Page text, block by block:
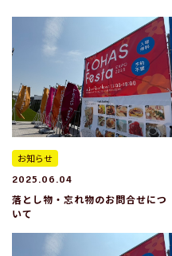
お知らせ
2025.06.04
落とし物・忘れ物のお問合せにつ
いて